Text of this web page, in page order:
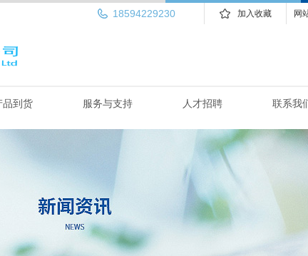
网
加入收藏
18594229230
品到货 服务与支持 人才招聘 联系我